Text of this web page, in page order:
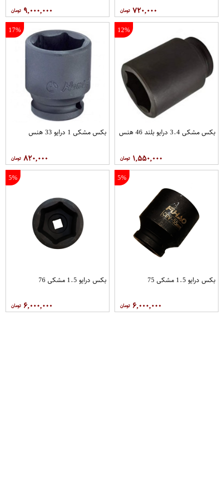
۷۲۰,۰۰۰ ۹,۰۰۰,۰۰۰
12%
بکس مشکی 3.4 درایو بلند 46 هنس
۱,۵۵۰,۰۰۰
17%
بکس مشکی 1 درایو 33 هنس
۸۲۰,۰۰۰
5%
بکس درایو 1.5 مشکی 75
۶,۰۰۰,۰۰۰
5%
بکس درایو 1.5 مشکی 76
۶,۰۰۰,۰۰۰